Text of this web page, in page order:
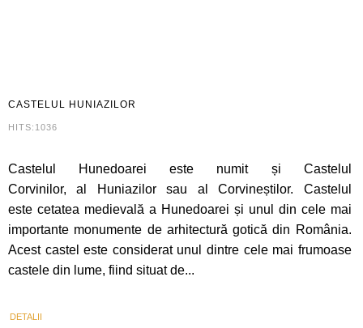
CASTELUL HUNIAZILOR
HITS:1036
Castelul Hunedoarei este numit și Castelul
Corvinilor, al Huniazilor sau al Corvineștilor. Castelul
este cetatea medievală a Hunedoarei și unul din cele mai
importante monumente de arhitectură gotică din România.
Acest castel este considerat unul dintre cele mai frumoase
castele din lume, fiind situat de...
DETALII